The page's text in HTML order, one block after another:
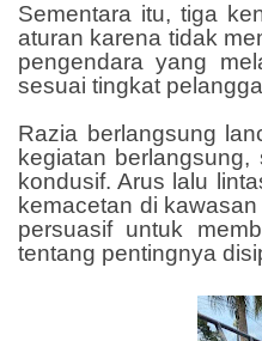
Sementara itu, tiga
aturan karena tidak
pengendara yang
sesuai tingkat
Razia berlangsung
kegiatan
kondusif. Arus lalu
kemacetan di
persuasif untuk
tentang pentingnya